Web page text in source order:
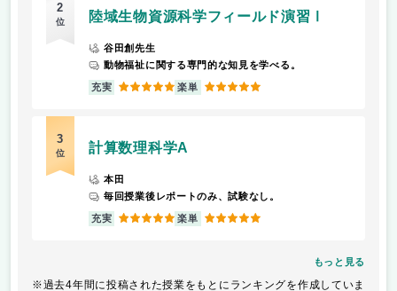
2
位 陸域生物資源科学フィールド演習Ⅰ
谷田創先生
動物福祉に関する専門的な知見を学べる。
充実 5 楽単 5
3
位 計算数理科学A
本田
毎回授業後レポートのみ、試験なし。
充実 5 楽単 5
もっと見る
※過去4年間に投稿された授業をもとにランキングを作成していま